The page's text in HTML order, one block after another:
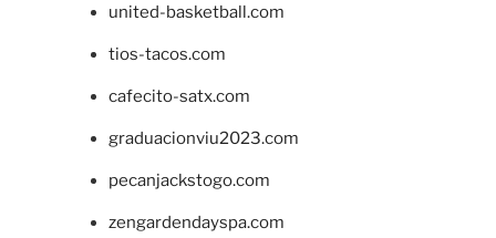
united-basketball.com
tios-tacos.com
cafecito-satx.com
graduacionviu2023.com
pecanjackstogo.com
zengardendayspa.com